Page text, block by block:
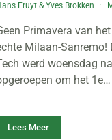
Fruyt &Yves Brokken
Primavera van
Milaan-Sanremo!
werd woensdag
om het 1e…
Lees Meer